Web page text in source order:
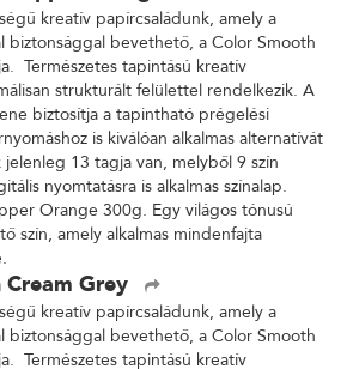
kreatív papírcsaládunk, amely a
bevethető, a Color Smooth
Természetes tapintású kreatív
strukturált felülettel rendelkezik. A
biztosítja a tapintható prégelési
is kiválóan alkalmas alternatívát
13 tagja van, melyből 9 szín
nyomtatásra is alkalmas színalap.
Orange 300g. Egy világos tónusú
szín, amely alkalmas mindenfajta
Grey
kreatív papírcsaládunk, amely a
bevethető, a Color Smooth
Természetes tapintású kreatív